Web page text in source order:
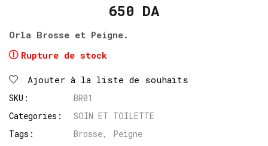
650 DA
Orla Brosse et Peigne.
Rupture de stock
Ajouter à la liste de souhaits
SKU:
BR01
Categories:
SOIN ET TOILETTE
Tags:
Brosse, Peigne